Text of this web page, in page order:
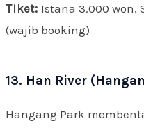
Tiket: Istana 3.000 won,
(wajib booking)
13. Han River
Hangang Park